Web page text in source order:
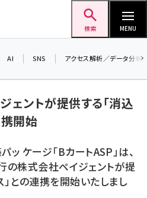
検索 MENU
AI SNS アクセス解析／データ分析
ェントが提供する「消込
携開始
ケージ「BカートASP」は、
の株式会社ペイジェントが提
」との連携を開始いたしまし